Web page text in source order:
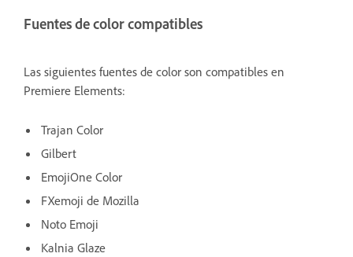
Fuentes de color compatibles
Las siguientes fuentes de color son compatibles en
Premiere Elements:
Trajan Color
Gilbert
EmojiOne Color
FXemoji de Mozilla
Noto Emoji
Kalnia Glaze